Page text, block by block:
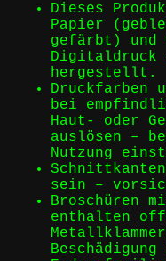
Dieses
Papier
gefärbt) und
Digitaldruck
hergestellt.
Druckfarben
bei
Haut- oder
auslösen –
Nutzung
sein –
Broschüren
enthalten